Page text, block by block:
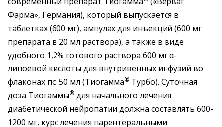
Фарма», Германия), который выпускается в
таблетках (600 мг), ампулах для инъекций (600 мг
препарата в 20 мл раствора), а также в виде
удобного 1,2% готового раствора 600 мг α-
липоевой кислоты для внутривенных инфузий во
флаконах по 50 мл (Тиогамма® Турбо). Суточная
доза Тиогаммы® для начального лечения
диабетической нейропатии должна составлять 600-
1200 мг, курс лечения парентеральными